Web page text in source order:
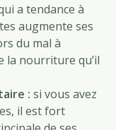
a tendance à
augmente ses
du mal à
la nourriture qu’il
:si vous avez
il est fort